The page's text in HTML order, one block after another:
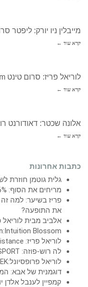
מייבלין ניו יורק: ליפטר
קרא עוד ←
לוריאל פריז: סרום טינט Hyaluronic Tint Serum
קרא עוד ←
אלונה שכטר: דאודורנט
קרא עוד ←
כתבות אחרונות
גלית גוטמן חוזרת
מריחים את הסוף: 46% יפסלו אתכם על חולצה מיוזעת
פריז בשיער: למה
את התופעה?
אלביב מבית
Blossom
לוריאל פריז: Infallible Laque Resistance
לה רוש-פוזה: ANTHELIOS UVSPORT
לוריאל פרופסיונל:KERATIN ALPHA SLEEK
דוגמנית של אבא:
קמפיין לענבל אלדן